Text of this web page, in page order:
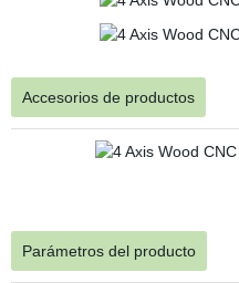
Accesorios de productos
Parámetros del producto